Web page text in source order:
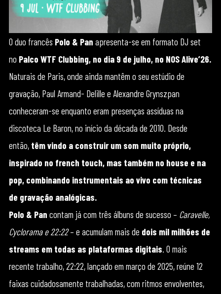
O duo francês Polo & Pan apresenta-se em formato DJ set
no Palco WTF Clubbing, no dia 9 de julho, no NOS Alive’26.
Naturais de Paris, onde ainda mantêm o seu estúdio de
gravação, Paul Armand- Delille e Alexandre Grynszpan
conheceram-se enquanto eram presenças assíduas na
discoteca Le Baron, no início da década de 2010. Desde
então, têm vindo a construir um som muito próprio,
inspirado no french touch, mas também no house e na
pop, combinando instrumentais ao vivo com técnicas
de gravação analógicas.
Polo & Pan contam já com três álbuns de sucesso – Caravelle,
Cyclorama e 22:22– e acumulam mais de dois mil milhões de
streams em todas as plataformas digitais. O mais
recente trabalho, 22:22, lançado em março de 2025, reúne 12
faixas cuidadosamente trabalhadas, com ritmos envolventes,